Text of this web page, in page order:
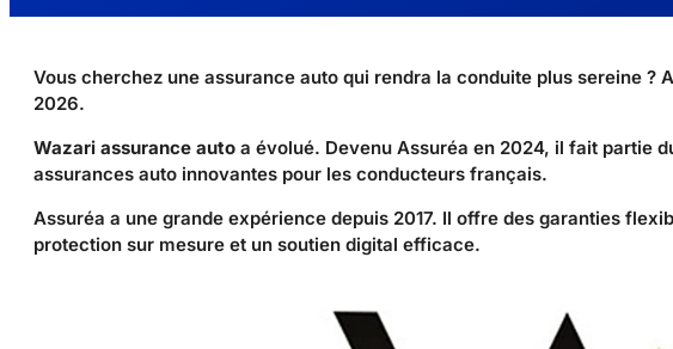
Vous cherchez une assurance auto qui rendra la conduite plus sereine ?
2026.
Wazari assurance auto a évolué. Devenu Assuréa en 2024, il fait partie
assurances auto innovantes pour les conducteurs français.
Assuréa a une grande expérience depuis 2017. Il offre des garanties
protection sur mesure et un soutien digital efficace.